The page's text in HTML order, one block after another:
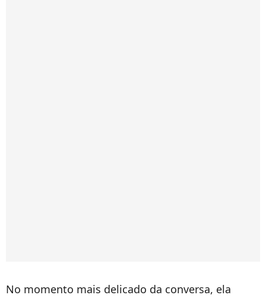
No momento mais delicado da conversa, ela